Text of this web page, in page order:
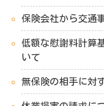
保険会社から交通
低額な慰謝料計算
いて
無保険の相手に対